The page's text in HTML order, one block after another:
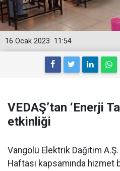
11:54
16 Ocak 2023
VEDAŞ’tan ‘Enerji
etkinliği
Vangölü Elektrik Dağıtım
Haftası kapsamında hizmet